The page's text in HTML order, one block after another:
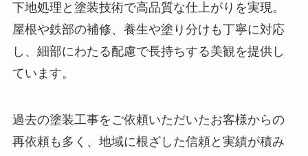
下地処理と塗装技術で高品質な仕上がりを実現。
屋根や鉄部の補修、養生や塗り分けも丁寧に対応
し、細部にわたる配慮で長持ちする美観を提供し
ています。
過去の塗装工事をご依頼いただいたお客様からの
再依頼も多く、地域に根ざした信頼と実績が積み